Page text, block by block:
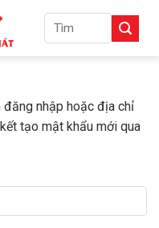
kiếm:
đăng nhập hoặc địa chỉ
tạo mật khẩu mới qua